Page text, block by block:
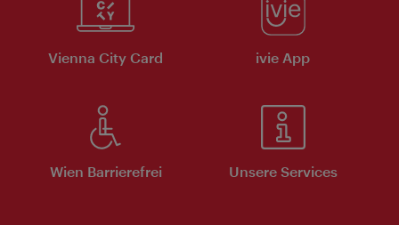
Vienna City Card ivie App
Wien Barrierefrei Unsere Services